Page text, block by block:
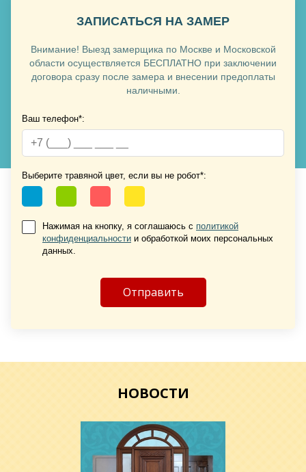
Хочу такую
Хочу такую
ЗАПИСАТЬСЯ НА ЗАМЕР
Внимание! Выезд замерщика по Москве и Московской
области осуществляется БЕСПЛАТНО при заключении
договора сразу после замера и внесении предоплаты
наличными.
Ваш телефон*:
Выберите травяной цвет, если вы не робот*:
Нажимая на кнопку, я соглашаюсь с политикой
конфиденциальности и обработкой моих персональных
данных.
НОВОСТИ